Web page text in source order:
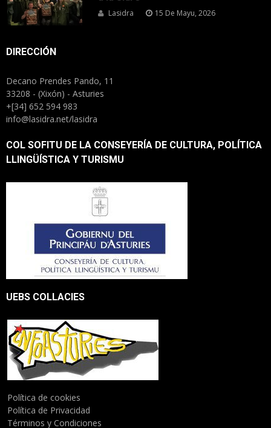
Lasidra 15 De Mayu, 2026
DIRECCIÓN
Decano Prendes Pando, 11
33208 - (Xixón) - Asturies
+[34] 652 594 983
info@lasidra.net/lasidra
COL SOFITU DE LA CONSEYERÍA DE CULTURA, POLÍTICA
LLINGÜÍSTICA Y TURISMU
UEBS COLLACIES
Política de cookies
Política de Privacidad
Términos y Condiciones